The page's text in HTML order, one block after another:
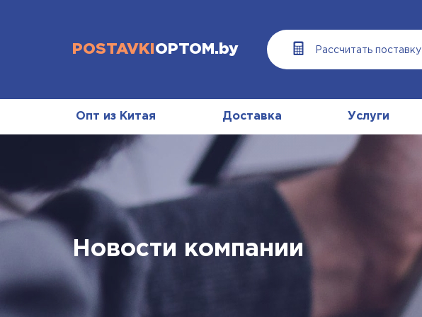
POSTAVKI OPTOM.by Рассчитать поставку
Опт из Китая Доставка Услуги
Новости компании